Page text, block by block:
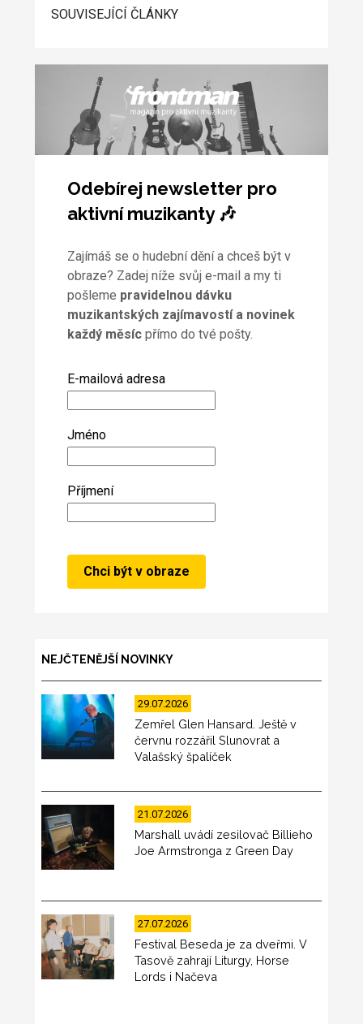
SOUVISEJÍCÍ ČLÁNKY
Odebírej newsletter pro
aktivní muzikanty 🎶
Zajímáš se o hudební dění a chceš být v
obraze? Zadej níže svůj e-mail a my ti
pošleme pravidelnou dávku
muzikantských zajímavostí a novinek
každý měsícpřímo do tvé pošty.
E-mailová adresa
Jméno
Příjmení
NEJČTENĚJŠÍ NOVINKY
29.07.2026
Zemřel Glen Hansard. Ještě v
červnu rozzářil Slunovrat a
Valašský špalíček
21.07.2026
Marshall uvádí zesilovač Billieho
Joe Armstronga z Green Day
27.07.2026
Festival Beseda je za dveřmi. V
Tasově zahrají Liturgy, Horse
Lords i Načeva